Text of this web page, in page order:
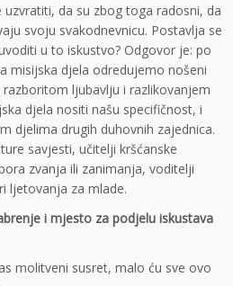
da su zbog toga radosni, da
svoju svakodnevnicu. Postavlja se
u to iskustvo? Odgovor je: po
misijska djela odredujemo nošeni
ljubavlju i razlikovanjem
djela nositi našu specifičnost, i
djelima drugih duhovnih zajednica.
savjesti, učitelji kršćanske
zvanja ili zanimanja, voditelji
ljetovanja za mlade.
i mjesto za podjelu iskustava
molitveni susret, malo ću sve ovo